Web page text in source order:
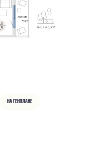
На генплане